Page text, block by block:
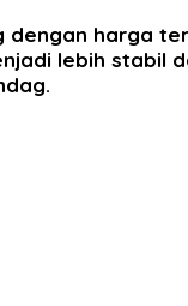
harga
lebih stabil